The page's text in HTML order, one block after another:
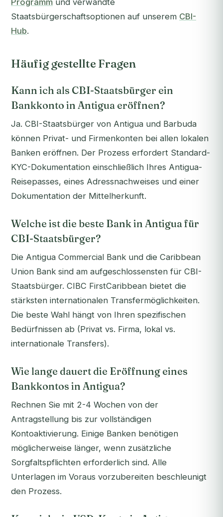
Programm und verwandte
Staatsbürgerschaftsoptionen auf unserem CBI-
Hub.
Häufig gestellte Fragen
Kann ich als CBI-Staatsbürger ein
Bankkonto in Antigua eröffnen?
Ja. CBI-Staatsbürger von Antigua und Barbuda
können Privat- und Firmenkonten bei allen lokalen
Banken eröffnen. Der Prozess erfordert Standard-
KYC-Dokumentation einschließlich Ihres Antigua-
Reisepasses, eines Adressnachweises und einer
Dokumentation der Mittelherkunft.
Welche ist die beste Bank in Antigua für
CBI-Staatsbürger?
Die Antigua Commercial Bank und die Caribbean
Union Bank sind am aufgeschlossensten für CBI-
Staatsbürger. CIBC FirstCaribbean bietet die
stärksten internationalen Transfermöglichkeiten.
Die beste Wahl hängt von Ihren spezifischen
Bedürfnissen ab (Privat vs. Firma, lokal vs.
internationale Transfers).
Wie lange dauert die Eröffnung eines
Bankkontos in Antigua?
Rechnen Sie mit 2-4 Wochen von der
Antragstellung bis zur vollständigen
Kontoaktivierung. Einige Banken benötigen
möglicherweise länger, wenn zusätzliche
Sorgfaltspflichten erforderlich sind. Alle
Unterlagen im Voraus vorzubereiten beschleunigt
den Prozess.